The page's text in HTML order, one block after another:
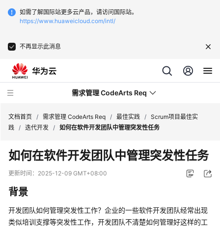
如需了解国际站更多云产品，请访问国际站。
https://www.huaweicloud.com/intl/
不再显示此消息
需求管理 CodeArts Req
最
新
动
品
介
文档首页 / 需求管理 CodeArts Req / 最佳实践 / Scrum项目最佳实
践 / 迭代开发 / 如何在软件开发团队中管理突发性任务
如何在软件开发团队中管理突发性任务
更新时间： 2025-12-09 GMT+08:00
背景
开发团队如何管理突发性工作？企业的一些软件开发团队经常出现
类似培训支撑等突发性工作，开发团队不清楚如何管理好这样的工